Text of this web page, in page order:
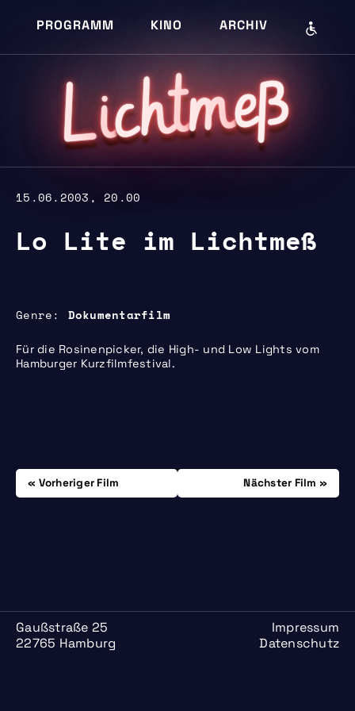
PROGRAMM KINO ARCHIV
Lichtmeß
15.06.2003, 20.00
Lo Lite im Lichtmeß
Genre Dokumentarfilm
Für die Rosinenpicker, die High- und Low Lights vom
Hamburger Kurzfilmfestival.
Beitrags-
Navigation
Donnerstag, 12.06.
Vorheriger Film Donnerstag, 19.06.Nächster Film
Gaußstraße 25
22765 Hamburg
Impressum
Datenschutz